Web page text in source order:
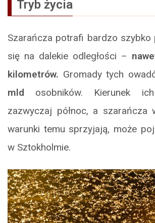
Tryb życia
Szarańcza potrafi bardzo szybko
się na dalekie odległości –
kilometrów. Gromady tych
mld osobników. Kierunek
zazwyczaj północ, a szarańcza
warunki temu sprzyjają, może
w Sztokholmie.